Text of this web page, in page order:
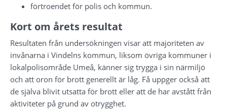
förtroendet för polis och kommun.
Kort om årets resultat
Resultaten från undersökningen visar att majoriteten av
invånarna i Vindelns kommun, liksom övriga kommuner i
lokalpolisområde Umeå, känner sig trygga i sin närmiljö
och att oron för brott generellt är låg. Få uppger också att
de själva blivit utsatta för brott eller att de har avstått från
aktiviteter på grund av otrygghet.